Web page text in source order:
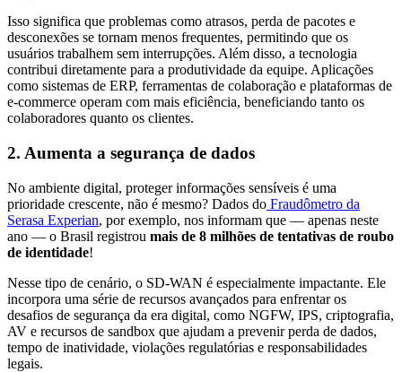
Isso significa que problemas como atrasos, perda de pacotes e
desconexões se tornam menos frequentes, permitindo que os
usuários trabalhem sem interrupções. Além disso, a tecnologia
contribui diretamente para a produtividade da equipe. Aplicações
como sistemas de ERP, ferramentas de colaboração e plataformas de
e-commerce operam com mais eficiência, beneficiando tanto os
colaboradores quanto os clientes.
2. Aumenta a segurança de dados
No ambiente digital, proteger informações sensíveis é uma
prioridade crescente, não é mesmo? Dados do Fraudômetro da
Serasa Experian, por exemplo, nos informam que — apenas neste
ano — o Brasil registrou mais de 8 milhões de tentativas de roubo
de identidade!
Nesse tipo de cenário, o SD-WAN é especialmente impactante. Ele
incorpora uma série de recursos avançados para enfrentar os
desafios de segurança da era digital, como NGFW, IPS, criptografia,
AV e recursos de sandbox que ajudam a prevenir perda de dados,
tempo de inatividade, violações regulatórias e responsabilidades
legais.